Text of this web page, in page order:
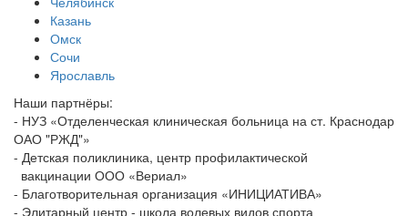
Казань
Омск
Сочи
Ярославль
Наши партнёры:
- НУЗ «Отделенческая клиническая больница на ст. Краснодар
ОАО "РЖД"»
- Детская поликлиника, центр профилактической
вакцинации ООО «Вериал»
- Благотворительная организация «ИНИЦИАТИВА»
- Элитарный центр - школа волевых видов спорта